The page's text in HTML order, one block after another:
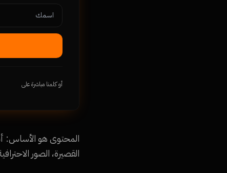
أو كلمنا مباشرة على
المحتوى هو الأساس:
القصيرة، الصور